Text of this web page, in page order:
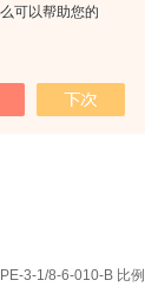
可以帮助您的
产品的库存以及热诚
3-1/8-6-010-B 比